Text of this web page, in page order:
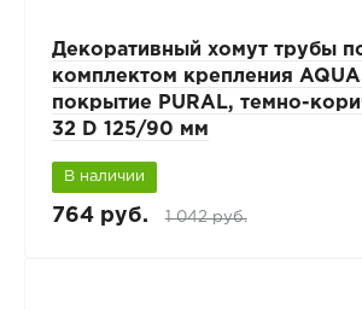
Декоративный хомут трубы
комплектом крепления
покрытие PURAL, темно-
32 D 125/90 мм
В наличии
764 руб. 1 042 руб.